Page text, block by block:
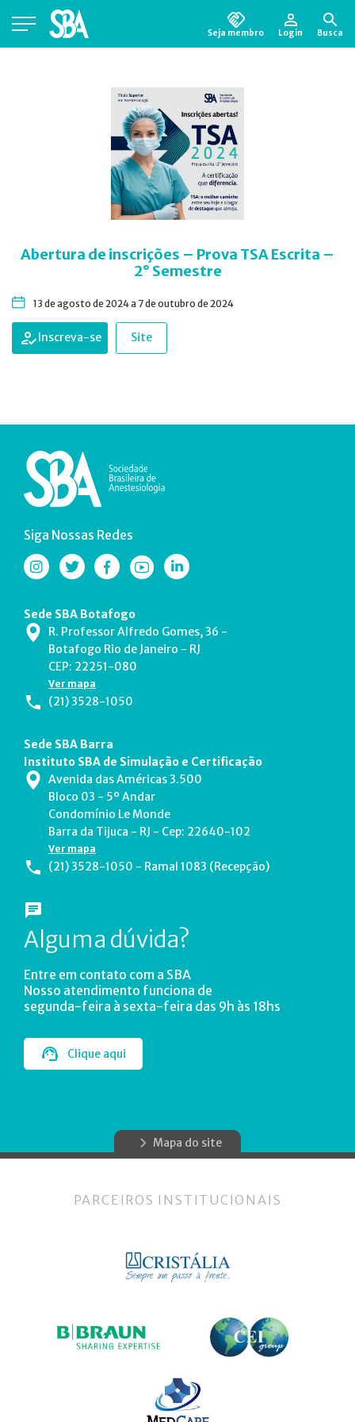
Seja membro Login Busca
Abertura de inscrições – Prova TSA Escrita –
2° Semestre
13 de agosto de 2024 a 7 de outubro de 2024
Inscreva-se Site
Siga Nossas Redes
Sede SBA Botafogo
R. Professor Alfredo Gomes, 36 -
Botafogo Rio de Janeiro - RJ
CEP: 22251-080
Ver mapa
(21) 3528-1050
Sede SBA Barra
Instituto SBA de Simulação e Certificação
Avenida das Américas 3.500
Bloco 03 - 5º Andar
Condomínio Le Monde
Barra da Tijuca - RJ - Cep: 22640-102
Ver mapa
(21) 3528-1050 - Ramal 1083 (Recepção)
Alguma dúvida?
Entre em contato com a SBA
Nosso atendimento funciona de
segunda-feira à sexta-feira das 9h às 18hs
Clique aqui
Mapa do site
PARCEIROS INSTITUCIONAIS